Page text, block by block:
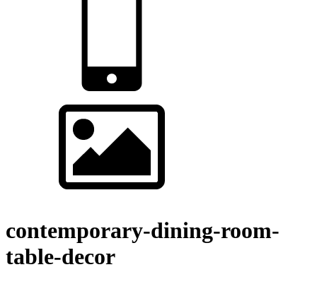
contemporary-dining-room-
table-decor